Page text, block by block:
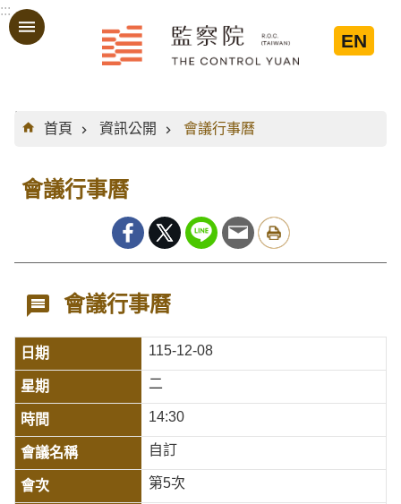
跳到主要內容區塊
:::
EN
:::
首頁
資訊公開 會議行事曆
會議行事曆
會議行事曆
115-12-08
二
14:30
自訂
第5次